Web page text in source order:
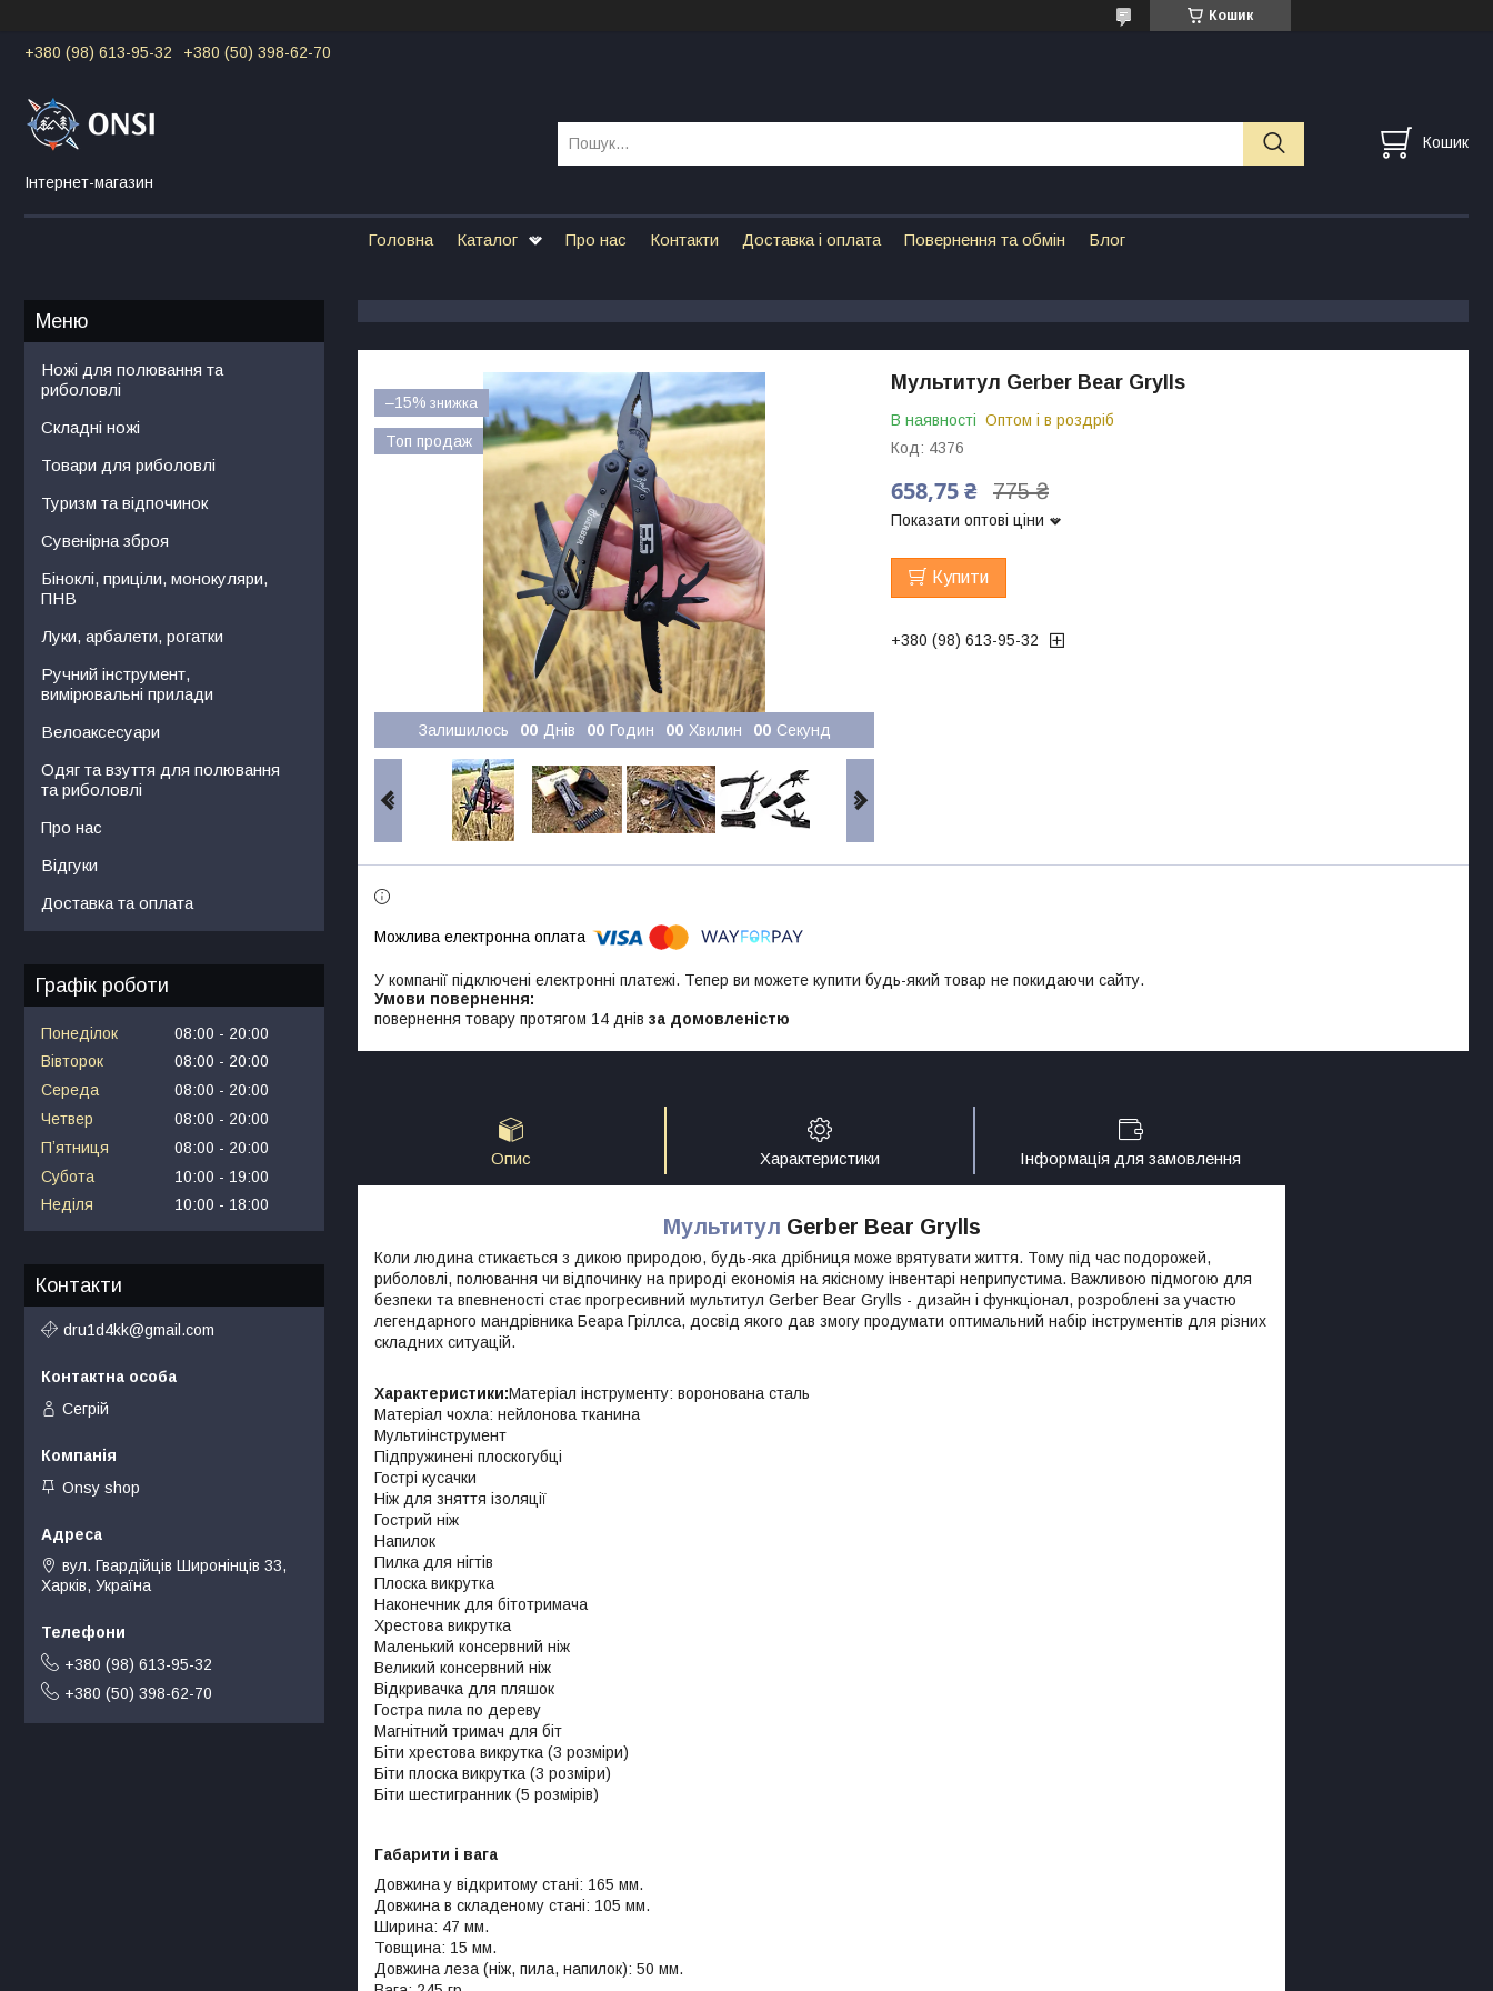
Кошик
+380 (98) 613-95-32 +380 (50) 398-62-70
Інтернет-магазин
Кошик
Головна Каталог Про нас Контакти Доставка і оплата Повернення та обмін Блог
Топ продаж
–15%
Залишилось 00 Днів 00 Годин 00 Хвилин 00 Секунд
Мультитул Gerber Bear Grylls
В наявності Оптом і в роздріб
Код: 4376
775 ₴
658,75 ₴
Показати оптові ціни
Купити
+380 (98) 613-95-32
У компанії підключені електронні платежі. Тепер ви можете купити будь-який товар не покидаючи сайту.
повернення товару протягом 14 днів за домовленістю
Опис Характеристики Інформація для замовлення
Мультитул Gerber Bear Grylls
Коли людина стикається з дикою природою, будь-яка дрібниця може врятувати життя. Тому під час подорожей,
риболовлі, полювання чи відпочинку на природі економія на якісному інвентарі неприпустима. Важливою підмогою для
безпеки та впевненості стає прогресивний мультитул Gerber Bear Grylls - дизайн і функціонал, розроблені за участю
легендарного мандрівника Беара Гріллса, досвід якого дав змогу продумати оптимальний набір інструментів для різних
складних ситуацій.
Характеристики:Матеріал інструменту: воронована сталь
Матеріал чохла: нейлонова тканина
Мультиінструмент
Підпружинені плоскогубці
Гострі кусачки
Ніж для зняття ізоляції
Гострий ніж
Напилок
Пилка для нігтів
Плоска викрутка
Наконечник для бітотримача
Хрестова викрутка
Маленький консервний ніж
Великий консервний ніж
Відкривачка для пляшок
Гостра пила по дереву
Магнітний тримач для біт
Біти хрестова викрутка (3 розміри)
Біти плоска викрутка (3 розміри)
Біти шестигранник (5 розмірів)
Габарити і вага
Довжина у відкритому стані: 165 мм.
Довжина в складеному стані: 105 мм.
Ширина: 47 мм.
Товщина: 15 мм.
Довжина леза (ніж, пила, напилок): 50 мм.
Ножі для полювання та
риболовлі
Складні ножі
Товари для риболовлі
Туризм та відпочинок
Сувенірна зброя
Біноклі, приціли, монокуляри,
ПНВ
Луки, арбалети, рогатки
Ручний інструмент,
вимірювальні прилади
Велоаксесуари
Одяг та взуття для полювання
та риболовлі
Про нас
Відгуки
Доставка та оплата
Графік роботи
Понеділок 08:00
20:00
Вівторок
08:00
20:00
Середа
08:00
20:00
Четвер
08:00
20:00
Пʼятниця
08:00
20:00
Субота
10:00
19:00
Неділя
10:00 18:00
Контакти
dru1d4kk@gmail.com
Сегрій
Onsy shop
вул. Гвардійців Широнінців 33,
Харків, Україна
+380 (98) 613-95-32
+380 (50) 398-62-70